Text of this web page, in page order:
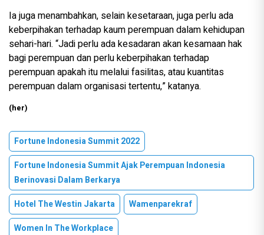
Ia juga menambahkan, selain kesetaraan, juga perlu ada
keberpihakan terhadap kaum perempuan dalam kehidupan
sehari-hari. “Jadi perlu ada kesadaran akan kesamaan hak
bagi perempuan dan perlu keberpihakan terhadap
perempuan apakah itu melalui fasilitas, atau kuantitas
perempuan dalam organisasi tertentu,” katanya.
(her)
Fortune Indonesia Summit 2022
Fortune Indonesia Summit Ajak Perempuan Indonesia
Berinovasi Dalam Berkarya
Hotel The Westin Jakarta
Wamenparekraf
Women In The Workplace